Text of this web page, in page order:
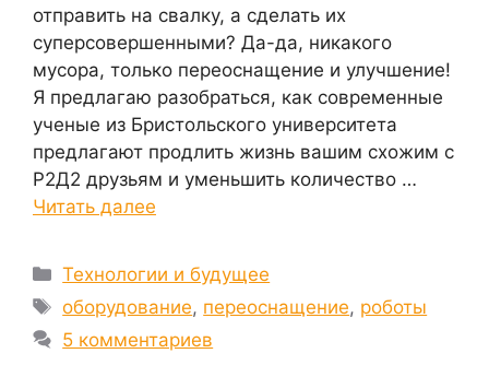
отправить на свалку, а сделать их
суперсовершенными? Да-да, никакого
мусора, только переоснащение и улучшение!
Я предлагаю разобраться, как современные
ученые из Бристольского университета
предлагают продлить жизнь вашим схожим с
Р2Д2 друзьям и уменьшить количество …
Читать далее
Рубрики
Технологии и будущее
Метки
оборудование, переоснащение, роботы
5 комментариев